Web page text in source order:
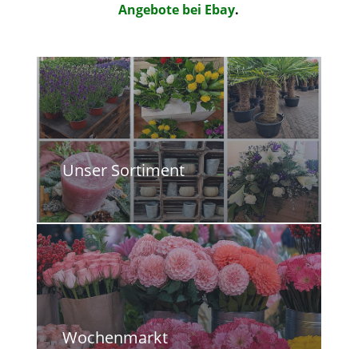
Angebote bei Ebay.
Unser Sortiment
Wochenmarkt